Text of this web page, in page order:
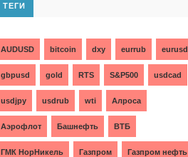
ТЕГИ
AUDUSD bitcoin dxy eurrub eurusd
gbpusd gold RTS S&P500 usdcad
usdjpy usdrub wti Алроса
Аэрофлот Башнефть ВТБ
ГМК НорНикель Газпром Газпром нефть